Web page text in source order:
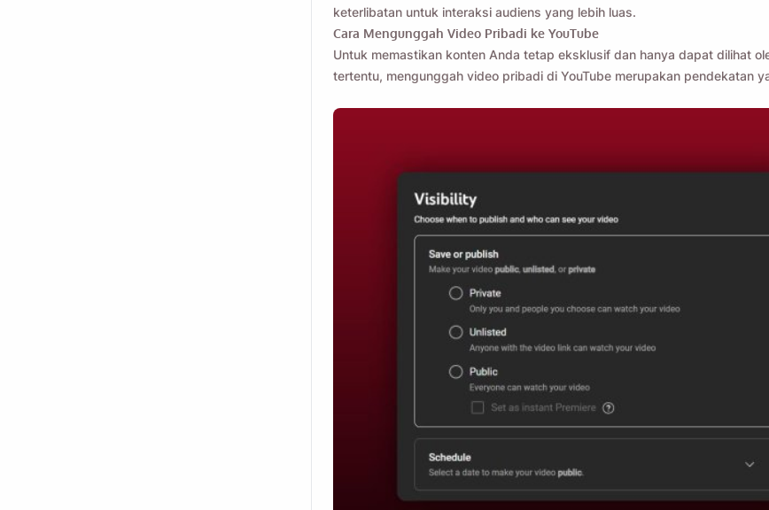
keterlibatan untuk interaksi audiens yang lebih luas.
Cara Mengunggah Video Pribadi ke YouTube
Untuk memastikan konten Anda tetap eksklusif dan hanya dapat dilihat
tertentu, mengunggah video pribadi di YouTube merupakan pendekatan